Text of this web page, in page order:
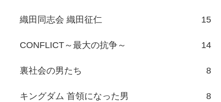
織田同志会 織田征仁 15
CONFLICT～最大の抗争～ 14
裏社会の男たち 8
キングダム 首領になった男 8